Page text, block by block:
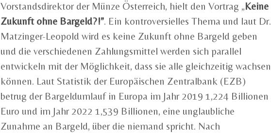
Vorstandsdirektor der Münze Österreich, hielt den Vortrag „Keine
Zukunft ohne Bargeld?!”. Ein kontroversielles Thema und laut Dr.
Matzinger-Leopold wird es keine Zukunft ohne Bargeld geben
und die verschiedenen Zahlungsmittel werden sich parallel
entwickeln mit der Möglichkeit, dass sie alle gleichzeitig wachsen
können. Laut Statistik der Europäischen Zentralbank (EZB)
betrug der Bargeldumlauf in Europa im Jahr 2019 1,224 Billionen
Euro und im Jahr 2022 1,539 Billionen, eine unglaubliche
Zunahme an Bargeld, über die niemand spricht. Nach